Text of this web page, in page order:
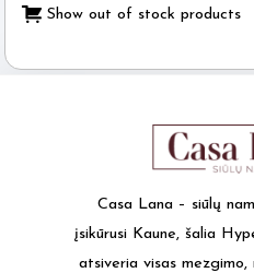
Show out of stock products
Casa Lana – siūlų
įsikūrusi Kaune, šalia
atsiveria visas mezgimo,